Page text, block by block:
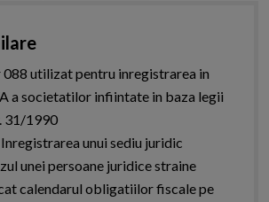
utilizat pentru inregistrarea in
a societatilor infiintate in baza legii
31/1990
unui sediu juridic
unei persoane juridice straine
calendarul obligatiilor fiscale pe